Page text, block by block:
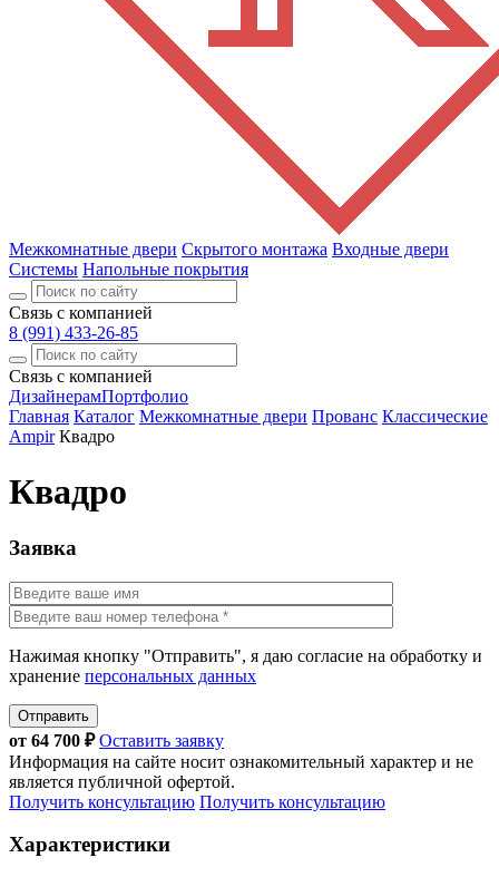
Межкомнатные двери Скрытого монтажа Входные двери
Системы Напольные покрытия
Связь с компанией
8 (991) 433-26-85
Связь с компанией
ДизайнерамПортфолио
Главная Каталог Межкомнатные двери Прованс Классические
Ampir Квадро
Квадро
Заявка
Нажимая кнопку "Отправить", я даю согласие на обработку и
хранение персональных данных
Отправить
от 64 700 ₽Оставить заявку
Информация на сайте носит ознакомительный характер и не
является публичной офертой.
Получить консультацию Получить консультацию
Характеристики